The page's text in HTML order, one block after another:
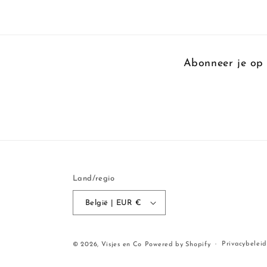
Abonneer je op
Land/regio
België | EUR €
© 2026, Visjes en Co Powered by Shopify Privacybeleid